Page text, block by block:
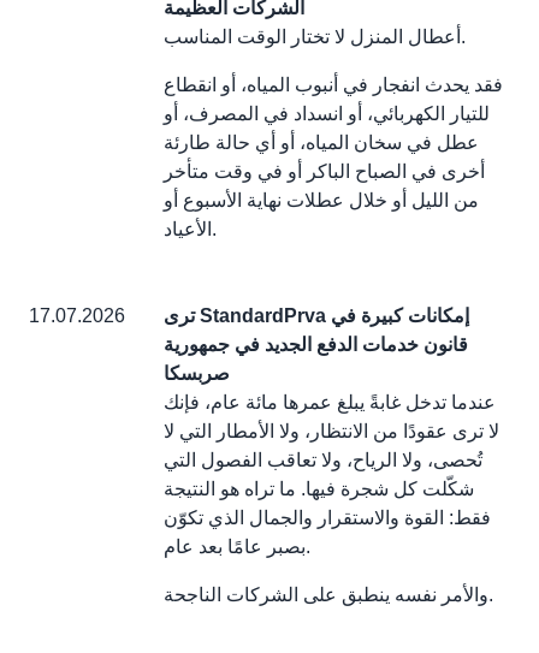
الشركات العظيمة
أعطال المنزل لا تختار الوقت المناسب.
فقد يحدث انفجار في أنبوب المياه، أو انقطاع
للتيار الكهربائي، أو انسداد في المصرف، أو
عطل في سخان المياه، أو أي حالة طارئة
أخرى في الصباح الباكر أو في وقت متأخر
من الليل أو خلال عطلات نهاية الأسبوع أو
الأعياد.
17.07.2026
ترى StandardPrva إمكانات كبيرة في
قانون خدمات الدفع الجديد في جمهورية
صربسكا
عندما تدخل غابةً يبلغ عمرها مائة عام، فإنك
لا ترى عقودًا من الانتظار، ولا الأمطار التي لا
تُحصى، ولا الرياح، ولا تعاقب الفصول التي
شكّلت كل شجرة فيها. ما تراه هو النتيجة
فقط: القوة والاستقرار والجمال الذي تكوّن
بصبر عامًا بعد عام.
والأمر نفسه ينطبق على الشركات الناجحة.